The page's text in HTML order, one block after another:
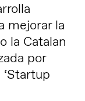
mejorar la
la Catalan
por